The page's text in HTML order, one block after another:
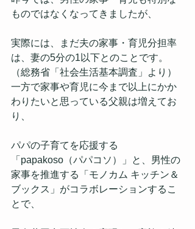
ものではなくなってきましたが、
実際には、まだ夫の家事・育児分担率
は、妻の5分の1以下とのことです。
（総務省「社会生活基本調査」より）
一方で家事や育児に今まで以上にかか
わりたいと思っている父親は増えてお
り、
パパの子育てを応援する
「papakoso（パパコソ）」と、男性の
家事を推進する「モノカム キッチン＆
ブックス」がコラボレーションするこ
とで、